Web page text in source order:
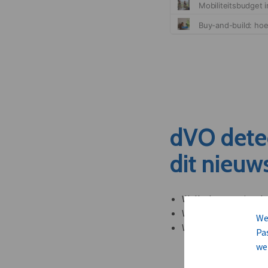
dVO
dit
Welke leveranciers
Welke bedrijven
Welke partners en